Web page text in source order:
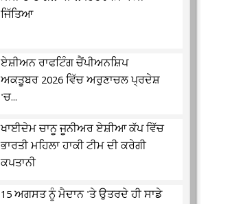
ਜਿੱਤਿਆ
ਏਸ਼ੀਅਨ ਰਾਫਟਿੰਗ ਚੈਂਪੀਅਨਸ਼ਿਪ
ਅਕਤੂਬਰ 2026 ਵਿੱਚ ਅਰੁਣਾਚਲ ਪ੍ਰਦੇਸ਼
'ਚ...
ਖਾਈਦੇਮ ਚਾਨੂ ਜੂਨੀਅਰ ਏਸ਼ੀਆ ਕੱਪ ਵਿੱਚ
ਭਾਰਤੀ ਮਹਿਲਾ ਹਾਕੀ ਟੀਮ ਦੀ ਕਰੇਗੀ
ਕਪਤਾਨੀ
15 ਅਗਸਤ ਨੂੰ ਮੈਦਾਨ 'ਤੇ ਉਤਰਦੇ ਹੀ ਸਾਡੇ